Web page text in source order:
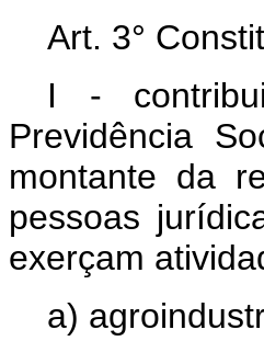
Art. 3°
I -
Previdência
montante da
pessoas
exerçam
a)